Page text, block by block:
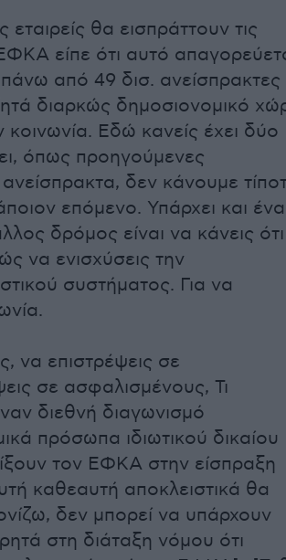
θα εισπράττουν τις
είπε ότι αυτό
από 49 δισ. ανείσπρακτες
διαρκώς δημοσιονομικό
κοινωνία. Εδώ κανείς έχει δύο
όπως προηγούμενες
δεν κάνουμε
επόμενο. Υπάρχει και
δρόμος είναι να κάνεις ότι
να ενισχύσεις την
συστήματος. Για να
να επιστρέψεις σε
σε ασφαλισμένους, Τι
διεθνή διαγωνισμό
πρόσωπα ιδιωτικού δικαίου
τον ΕΦΚΑ στην είσπραξη
καθεαυτή αποκλειστικά θα
δεν μπορεί να υπάρχουν
στη διάταξη νόμου ότι